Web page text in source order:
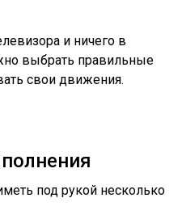
и ничего в
выбрать правильные
свои движения.
под рукой несколько